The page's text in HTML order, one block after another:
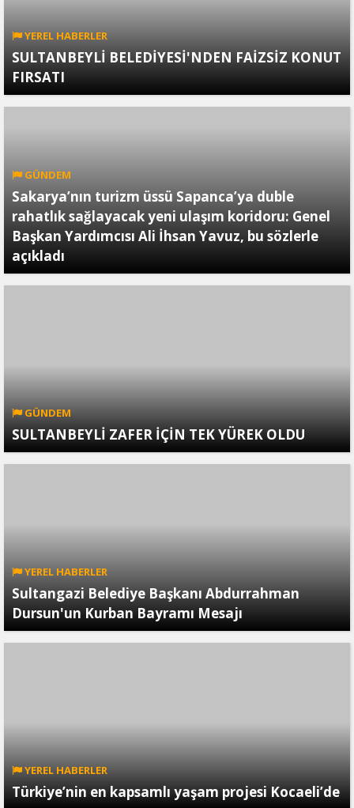
YEREL HABERLER
SULTANBEYLİ BELEDİYESİ'NDEN FAİZSİZ KONUT
FIRSATI
GÜNDEM
Sakarya’nın turizm üssü Sapanca’ya duble
rahatlık sağlayacak yeni ulaşım koridoru: Genel
Başkan Yardımcısı Ali İhsan Yavuz, bu sözlerle
açıkladı
GÜNDEM
SULTANBEYLİ ZAFER İÇİN TEK YÜREK OLDU
YEREL HABERLER
Sultangazi Belediye Başkanı Abdurrahman
Dursun'un Kurban Bayramı Mesajı
YEREL HABERLER
Türkiye’nin en kapsamlı yaşam projesi Kocaeli’de